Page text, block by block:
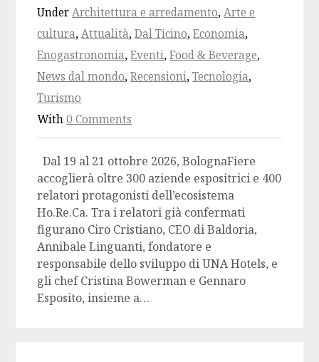
UnderArchitettura e arredamento,Arte e
cultura,Attualità,Dal Ticino,Economia,
Enogastronomia,Eventi,Food & Beverage,
News dal mondo,Recensioni,Tecnologia,
Turismo
With0 Comments
Dal 19 al 21 ottobre 2026, BolognaFiere
accoglierà oltre 300 aziende espositrici e 400
relatori protagonisti dell’ecosistema
Ho.Re.Ca. Tra i relatori già confermati
figurano Ciro Cristiano, CEO di Baldoria,
Annibale Linguanti, fondatore e
responsabile dello sviluppo di UNA Hotels, e
gli chef Cristina Bowerman e Gennaro
Esposito, insieme a…